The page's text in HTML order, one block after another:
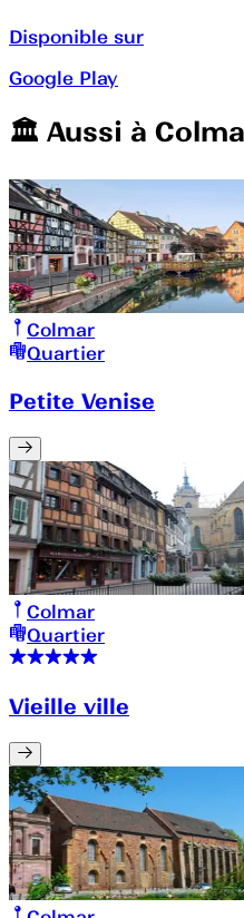
Disponible sur
Google Play
🏛️️ Aussi à
Colmar
Quartier
Petite Venise
Colmar
Quartier
Vieille ville